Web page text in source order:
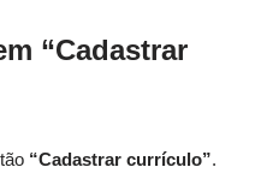
“Cadastrar
“Cadastrar currículo”.